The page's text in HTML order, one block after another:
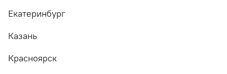
Екатеринбург
Казань
Красноярск